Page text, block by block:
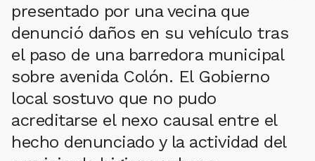
presentado por una vecina que
denunció daños en su vehículo tras
el paso de una barredora municipal
sobre avenida Colón. El Gobierno
local sostuvo que no pudo
acreditarse el nexo causal entre el
hecho denunciado y la actividad del